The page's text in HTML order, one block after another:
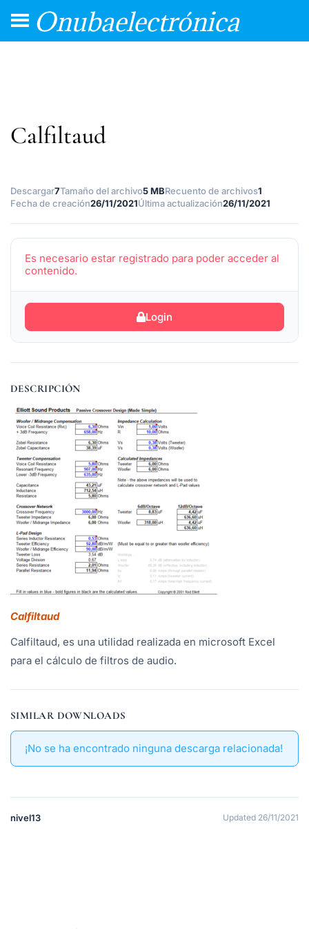
Onubaelectrónica
Calfiltaud
Descargar7Tamaño del archivo5 MBRecuento de archivos1
Fecha de creación26/11/2021Última actualización26/11/2021
Es necesario estar registrado para poder acceder al
contenido.
Login
DESCRIPCIÓN
Calfiltaud
Calfiltaud, es una utilidad realizada en microsoft Excel
para el cálculo de filtros de audio.
SIMILAR DOWNLOADS
¡No se ha encontrado ninguna descarga relacionada!
nivel13 Updated 26/11/2021